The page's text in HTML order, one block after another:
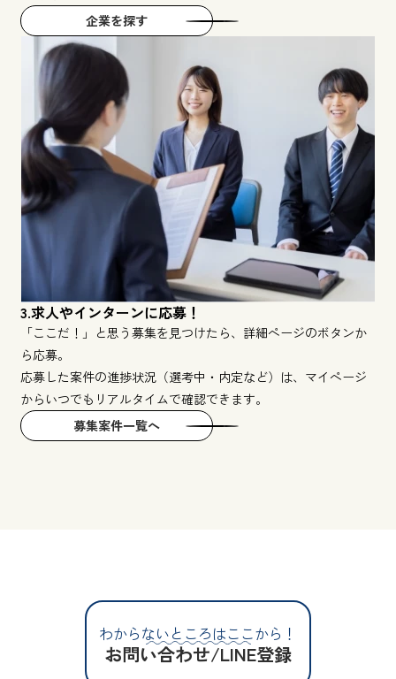
企業を探す
3.求人やインターンに応募！
「ここだ！」と思う募集を見つけたら、詳細ページのボタンか
ら応募。
応募した案件の進捗状況（選考中・内定など）は、マイページ
からいつでもリアルタイムで確認できます。
募集案件一覧へ
わからないところはここから！
お問い合わせ/LINE登録